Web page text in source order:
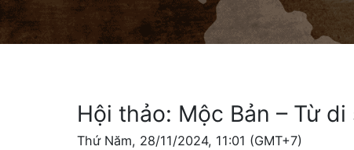
Hội thảo: Mộc Bản – Từ
Thứ Năm, 28/11/2024, 11:01 (GMT+7)